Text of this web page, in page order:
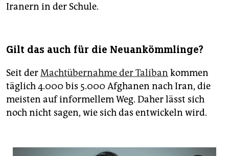
Iranern in der Schule.
Gilt das auch für die Neuankömmlinge?
Seit derMachtübernahme der Taliban kommen
täglich 4.000 bis 5.000 Afghanen nach Iran, die
meisten auf informellem Weg. Daher lässt sich
noch nicht sagen, wie sich das entwickeln wird.